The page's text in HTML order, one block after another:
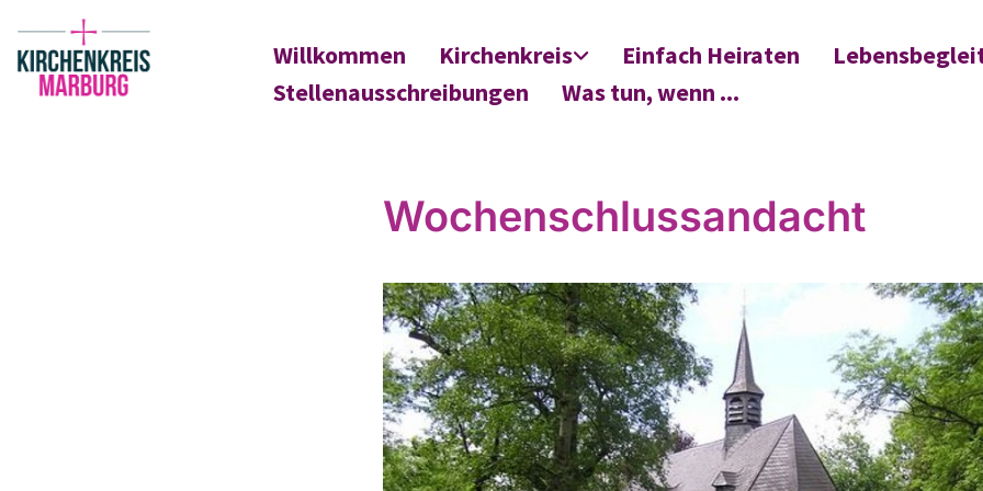
Willkommen Kirchenkreis Einfach Heiraten
Stellenausschreibungen
Was tun, wenn ...
Wochenschlussandacht